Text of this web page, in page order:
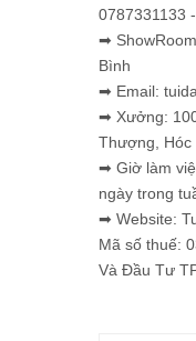
0787331133
➡
Bình
➡ Email:
➡ Xưởng:
Thượng, Hóc
➡ Giờ làm
ngày trong
➡ Website:
Mã số thuế:
Và Đầu Tư